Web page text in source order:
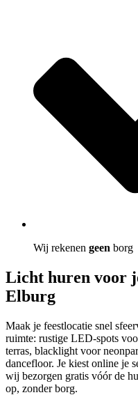
Wij rekenen geen borg
Licht huren voor
Elburg
Maak je feestlocatie snel
ruimte: rustige LED-spots
terras, blacklight voor
dancefloor. Je kiest online je
wij bezorgen gratis vóór de
op, zonder borg.